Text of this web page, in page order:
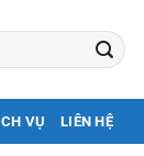
VỤ LIÊN HỆ